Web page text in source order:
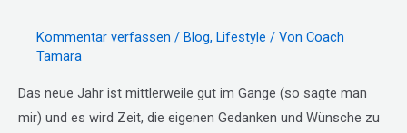
Kommentar verfassen / Blog, Lifestyle / Von Coach
Tamara
Das neue Jahr ist mittlerweile gut im Gange (so sagte man
mir) und es wird Zeit, die eigenen Gedanken und Wünsche zu